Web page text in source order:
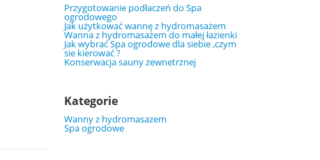
Przygotowanie podłaczeń do Spa
ogrodowego
Jak użytkować wannę z hydromasażem
Wanna z hydromasażem do małej łazienki
Jak wybrać Spa ogrodowe dla siebie ,czym
sie kierować ?
Konserwacja sauny zewnetrznej
Kategorie
Wanny z hydromasazem
Spa ogrodowe